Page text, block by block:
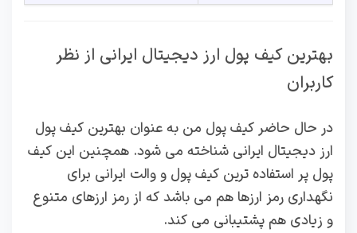
بهترین کیف پول ارز دیجیتال ایرانی از نظر
کاربران
در حال حاضر کیف پول من به عنوان بهترین کیف پول
ارز دیجیتال ایرانی شناخته می شود. همچنین این کیف
پول پر استفاده ترین کیف پول و والت ایرانی برای
نگهداری رمز ارزها هم می باشد که از رمز ارزهای متنوع
و زیادی هم پشتیبانی می کند.